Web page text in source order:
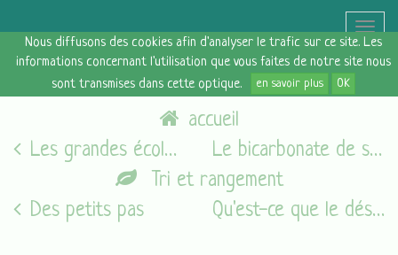
Nous diffusons des cookies afin d'analyser le trafic sur ce site. Les
informations concernant l'utilisation que vous faites de notre site nous
sont transmises dans cette optique.
en savoir plus OK
Toggle
accueil
Les grandes écoles du Feng Shui
Le bicarbonate de soude
Tri et rangement
Des petits pas
Qu'est-ce que le désordre ?